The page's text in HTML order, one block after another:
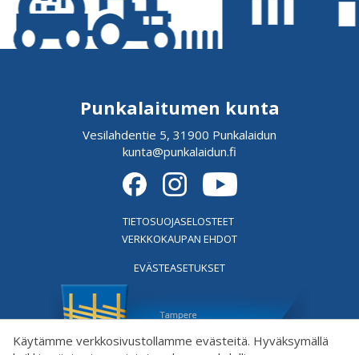
Käytämme verkkosivustollamme evästeitä. Hyväksymällä
Punkalaitumen kunta
Vesilahdentie 5, 31900 Punkalaidun
kunta@punkalaidun.fi
TIETOSUOJASELOSTEET
VERKKOKAUPAN EHDOT
EVÄSTEASETUKSET